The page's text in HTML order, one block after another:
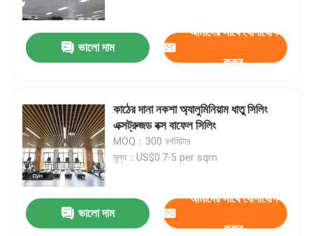
ভালো দাম
আমাদের সাথে যোগাযোগ
করুন
কাঠের দানা নকশা অ্যালুমিনিয়াম ধাতু সিলিং
এক্সট্রুজড বক্স বাফেল সিলিং
MOQ：300 বর্গমিটার
মূল্য：US$0.7-5 per sqm
ভালো দাম
আমাদের সাথে যোগাযোগ
করুন